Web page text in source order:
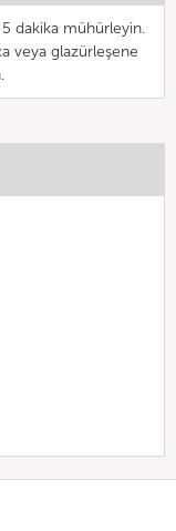
dakika mühürleyin.
veya glazürleşene